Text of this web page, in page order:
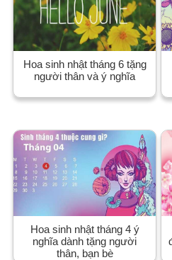
Hoa sinh nhật tháng 6 tặng
người thân và ý nghĩa
Hoa sinh nhật tháng 4 ý
nghĩa dành tặng người
thân, bạn bè